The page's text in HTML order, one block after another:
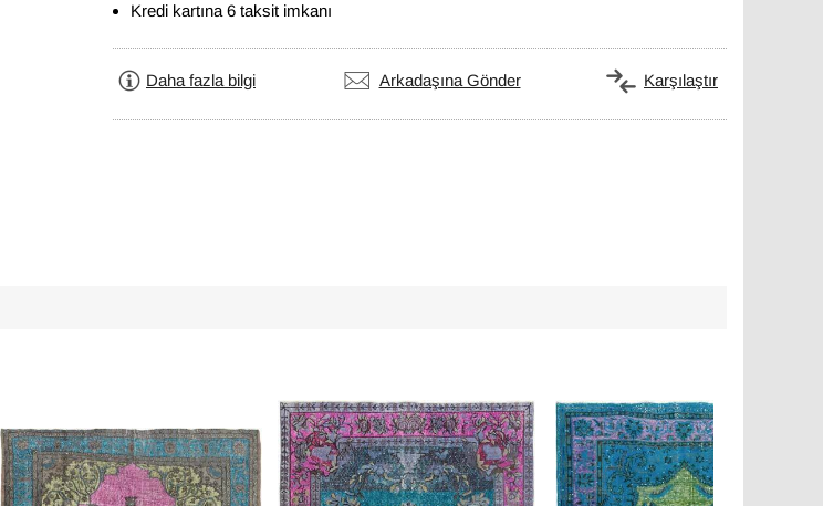
Kredi kartına 6 taksit imkanı
Daha fazla bilgi Arkadaşına Gönder Karşılaştır